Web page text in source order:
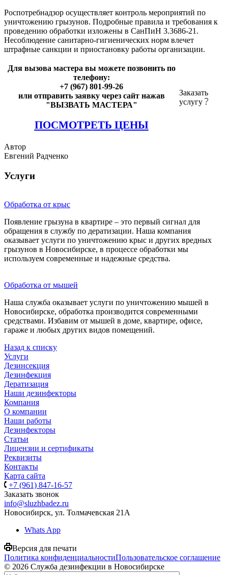
Роспотребнадзор осуществляет контроль мероприятий по
уничтожению грызунов. Подробные правила и требования к
проведению обработки изложены в СанПиН 3.3686-21.
Несоблюдение санитарно-гигиенических норм влечет
штрафные санкции и приостановку работы организации.
Для вызова мастера вы можете позвонить по
телефону:
+7 (967) 801-99-26
или отправить заявку через сайт нажав
"ВЫЗВАТЬ МАСТЕРА"
ПОСМОТРЕТЬ ЦЕНЫ
Заказать
услугу
Автор
Евгений Радченко
Услуги
Обработка от крыс
Появление грызуна в квартире – это первый сигнал для
обращения в службу по дератизации. Наша компания
оказывает услуги по уничтожению крыс и других вредных
грызунов в Новосибирске, в процессе обработки мы
используем современные и надежные средства.
Обработка от мышей
Наша служба оказывает услуги по уничтожению мышей в
Новосибирске, обработка производится современными
средствами. Избавим от мышей в доме, квартире, офисе,
гараже и любых других видов помещений.
Назад к списку
Услуги
Дезинсекция
Дезинфекция
Дератизация
Наши дезинфекторы
Компания
О компании
Наши работы
Дезинфекторы
Статьи
Лицензии и сертификаты
Реквизиты
Контакты
Карта сайта
+7 (961) 847-16-57
Заказать звонок
info@sluzhbadez.ru
Новосибирск, ул. Толмачевская 21А
Whats App
Версия для печати
Политика конфиденциальностиПользовательское соглашение
© 2026 Служба дезинфекции в Новосибирске